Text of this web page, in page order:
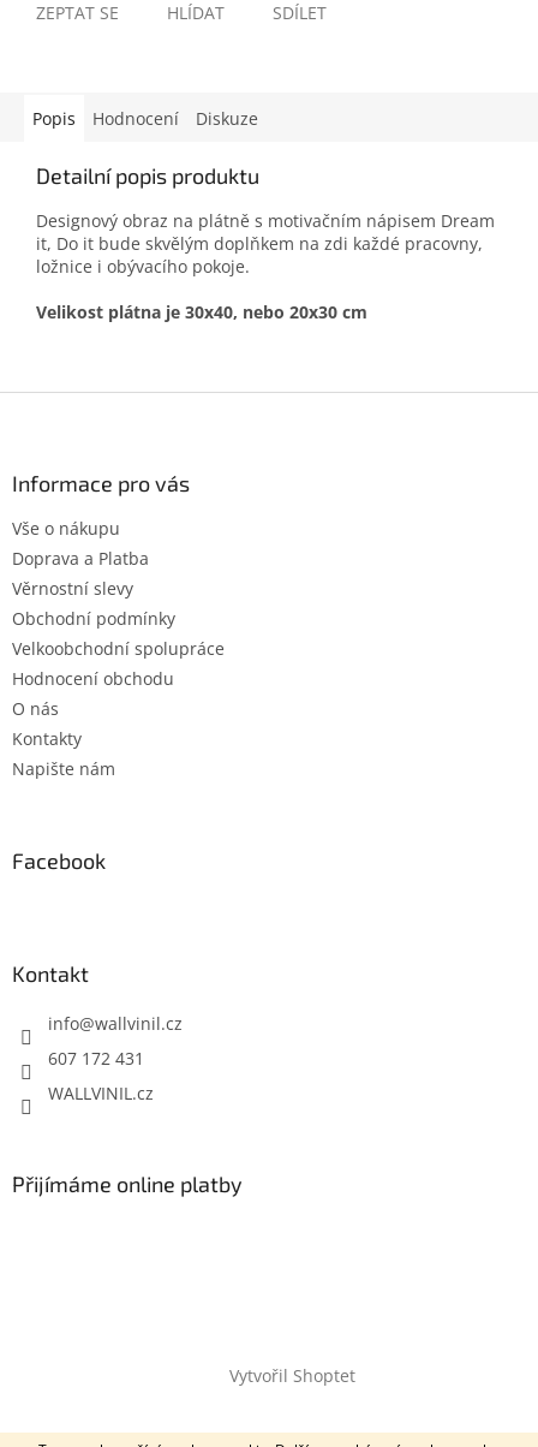
ZEPTAT SE HLÍDAT SDÍLET
Popis Hodnocení Diskuze
Detailní popis produktu
Designový obraz na plátně s motivačním nápisem Dream
it, Do it bude skvělým doplňkem na zdi každé pracovny,
ložnice i obývacího pokoje.
Velikost plátna je 30x40, nebo 20x30 cm
Informace pro vás
Vše o nákupu
Doprava a Platba
Věrnostní slevy
Obchodní podmínky
Velkoobchodní spolupráce
Hodnocení obchodu
O nás
Kontakty
Napište nám
Facebook
Kontakt
info@wallvinil.cz
607 172 431
WALLVINIL.cz
Přijímáme online platby
Vytvořil Shoptet